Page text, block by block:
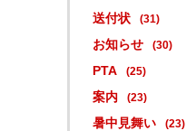
送付状 (31)
お知らせ (30)
PTA (25)
案内 (23)
暑中見舞い (23)